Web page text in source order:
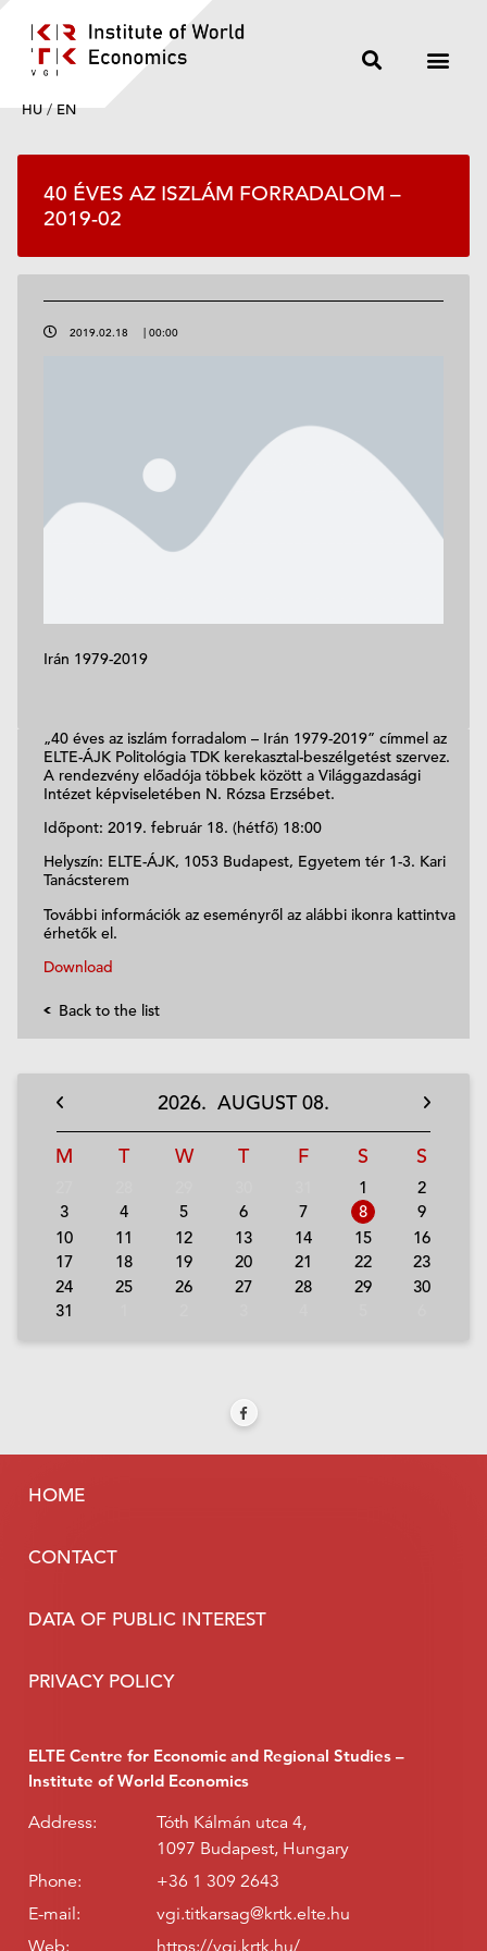
HU / EN
40 ÉVES AZ ISZLÁM FORRADALOM –
2019-02
2019.02.18 | 00:00
Irán 1979-2019
„40 éves az iszlám forradalom – Irán 1979-2019” címmel az
ELTE-ÁJK Politológia TDK kerekasztal-beszélgetést szervez.
A rendezvény előadója többek között a Világgazdasági
Intézet képviseletében N. Rózsa Erzsébet.
Időpont: 2019. február 18. (hétfő) 18:00
Helyszín: ELTE-ÁJK, 1053 Budapest, Egyetem tér 1-3. Kari
Tanácsterem
További információk az eseményről az alábbi ikonra kattintva
érhetők el.
Download
Back to the list
2026. AUGUST08.
M T W T F S S
1
2
3
4 5 6 7 8
9
10
11 12 13 14 15
16
17
18 19 20 21 22
23
24
25 26 27 28 29
30
31
HOME
CONTACT
DATA OF PUBLIC INTEREST
PRIVACY POLICY
ELTE Centre for Economic and Regional Studies –
Institute of World Economics
Address:
Tóth Kálmán utca 4,
1097 Budapest, Hungary
Phone:
+36 1 309 2643
E-mail:
vgi.titkarsag@krtk.elte.hu
Web:
https://vgi.krtk.hu/